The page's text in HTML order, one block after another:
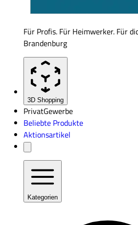
Für Profis. Für Heimwerker. Für
Brandenburg
3D Shopping
PrivatGewerbe
Beliebte Produkte
Aktionsartikel
Kategorien